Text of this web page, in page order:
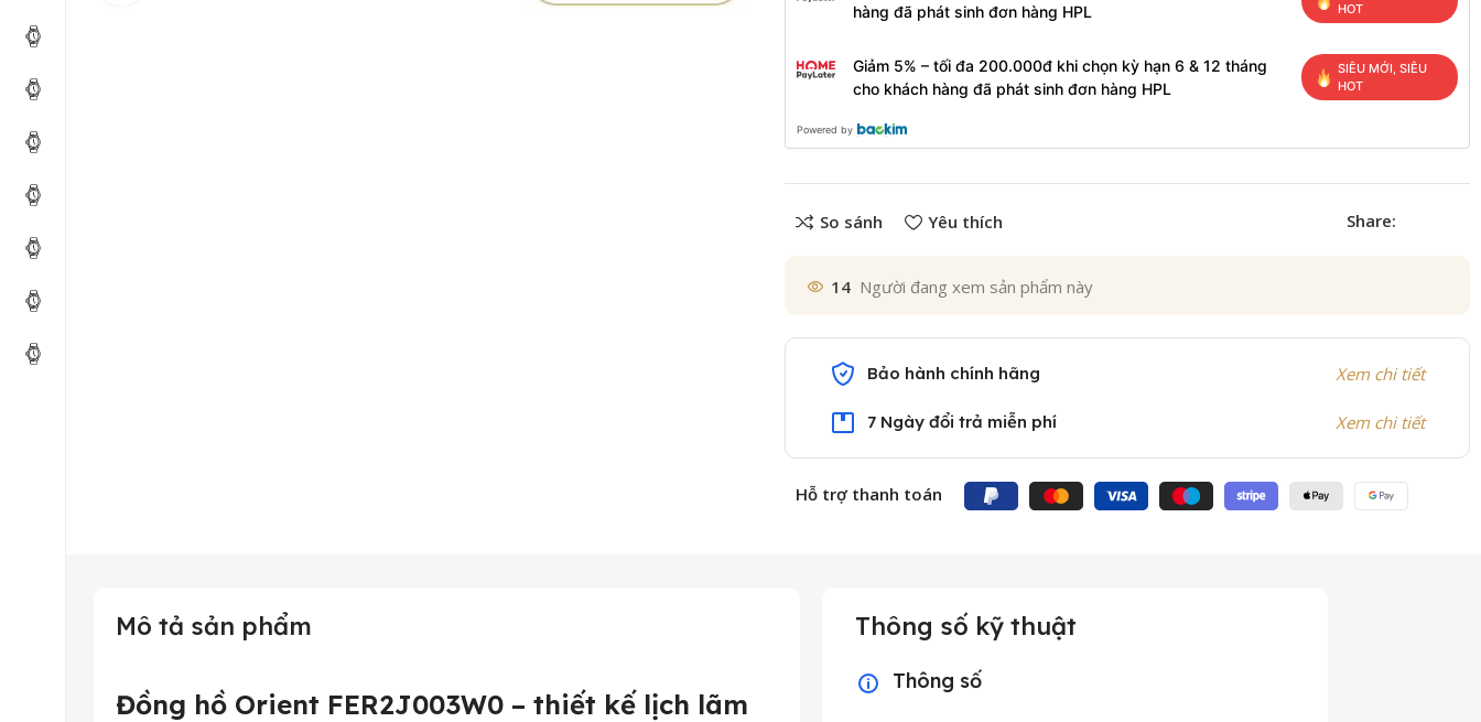
hàng đã phát sinh đơn hàng HPL
HOT
Giảm 5% – tối đa 200.000đ khi chọn kỳ hạn 6 & 12 tháng
cho khách hàng đã phát sinh đơn hàng HPL
SIÊU MỚI, SIÊU
HOT
Powered by
So sánh Yêu thích Share:
14 Người đang xem sản phẩm này
Bảo hành chính hãng Xem chi tiết
7 Ngày đổi trả miễn phí Xem chi tiết
Hỗ trợ thanh toán
Mô tả sản phẩm
Đồng hồ Orient FER2J003W0 – thiết kế lịch lãm
Thông số kỹ thuật
Thông số